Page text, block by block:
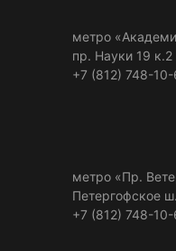
метро
пр. Науки 19 к.2
+7 (812) 748-
метро «Пр.
Петергофское
+7 (812) 748-10-